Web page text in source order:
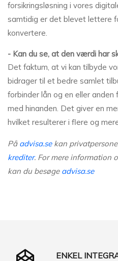
forsikringsløsning i vores
samtidig er det blevet lettere
konvertere.
- Kan du se, at den værdi har
Det faktum, at vi kan tilbyde
bidrager til et bedre samlet
forbinder lån og en eller
med hinanden. Det giver en
hvilket resulterer i flere og
På advisa.sekan
krediter. For mere information
kan du besøge advisa.se
ENKEL